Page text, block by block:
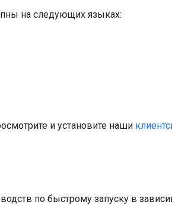
на следующих языках:
и установите наши
по быстрому запуску в